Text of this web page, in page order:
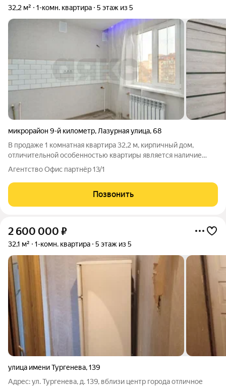
32,2 м² 1-комн. квартира 5 этаж из 5
микрорайон 9-й километр, Лазурная улица,68
В продаже 1 комнатная квартира 32,2 м, кирпичный дом,
отличительной особенностью квартиры является наличие
двух световых зон,и возможное переделывание её под двух
комнатную. Один из самых популярных районов Краснодара-
Фестивальный,рядом академия мвд
Агентство Офис партнёр 13/1
Позвонить
2 600 000 ₽
32,1 м² 1-комн. квартира 5 этаж из 5
улица имени Тургенева,139
Адрес: ул. Тургенева, д. 139, вблизи центр города отличное